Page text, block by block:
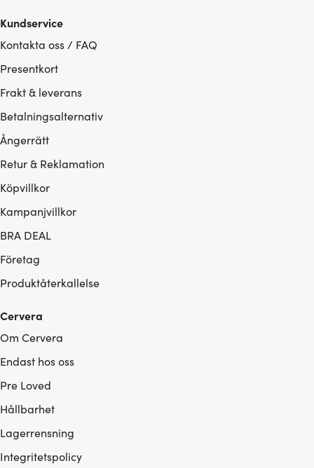
Kundservice
Kontakta oss / FAQ
Presentkort
Frakt & leverans
Betalningsalternativ
Ångerrätt
Retur & Reklamation
Köpvillkor
Kampanjvillkor
BRA DEAL
Företag
Produktåterkallelse
Cervera
Om Cervera
Endast hos oss
Pre Loved
Hållbarhet
Lagerrensning
Integritetspolicy